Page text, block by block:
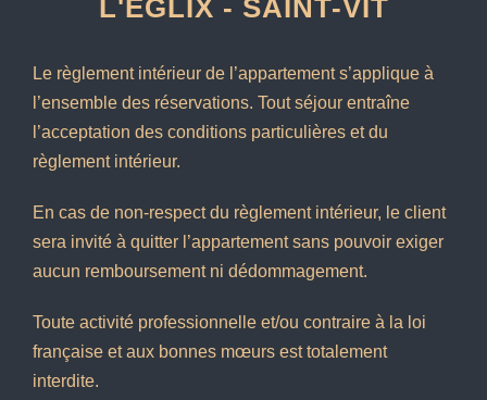
L'ÉGLIX - SAINT-VIT
Le règlement intérieur de l’appartement s’applique à
l’ensemble des réservations. Tout séjour entraîne
l’acceptation des conditions particulières et du
règlement intérieur.
En cas de non-respect du règlement intérieur, le client
sera invité à quitter l’appartement sans pouvoir exiger
aucun remboursement ni dédommagement.
Toute activité professionnelle et/ou contraire à la loi
française et aux bonnes mœurs est totalement
interdite.